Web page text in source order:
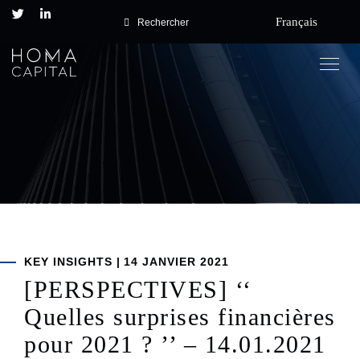
Rechercher Français
KEY INSIGHTS | Posted
on
14 JANVIER 2021
[PERSPECTIVES] ‘‘
Quelles surprises financières
pour 2021 ? ’’ – 14.01.2021